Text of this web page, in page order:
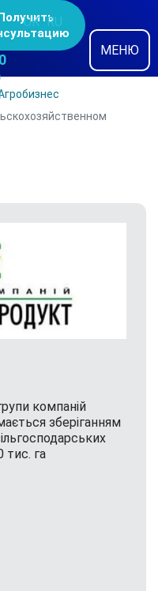
UK RU
МЕНЮ
компаній
зберіганням
тис. га